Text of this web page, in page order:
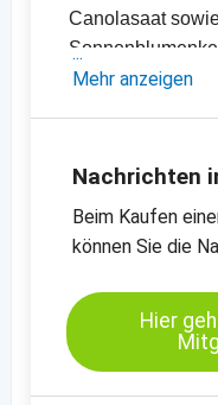
Canolasaat
- Sojaschrot-,
-
- Offizielle
- Preischarts,
Kassamarkt -
Kassamarkt -
Mehr anzeigen
Nachrichten
Beim Kaufen
können Sie die
Hier